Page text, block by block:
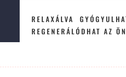
RELAXÁLVA
REGENERÁLÓDHAT AZ